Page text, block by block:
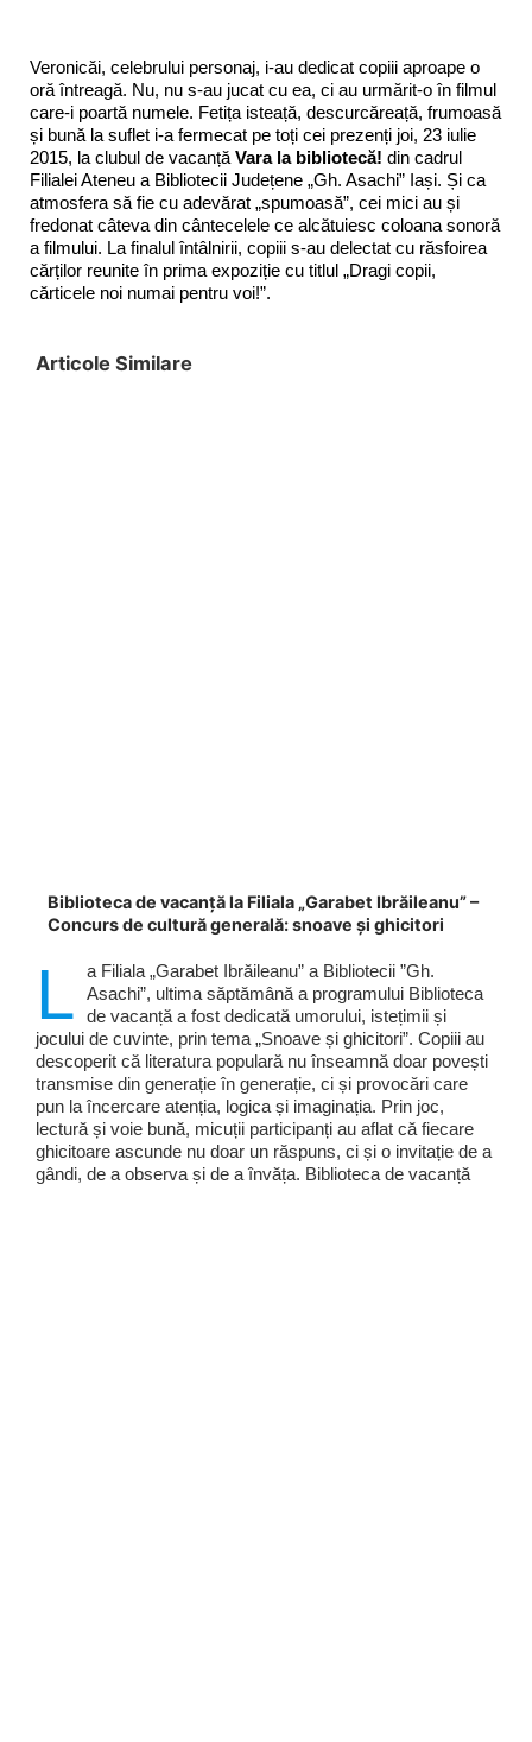
Veronicăi, celebrului personaj, i-au dedicat copiii aproape o
oră întreagă. Nu, nu s-au jucat cu ea, ci au urmărit-o în filmul
care-i poartă numele. Fetița isteață, descurcăreață, frumoasă
și bună la suflet i-a fermecat pe toți cei prezenți joi, 23 iulie
2015, la clubul de vacanță Vara la bibliotecă! din cadrul
Filialei Ateneu a Bibliotecii Județene „Gh. Asachi” Iași. Și ca
atmosfera să fie cu adevărat „spumoasă”, cei mici au și
fredonat câteva din cântecelele ce alcătuiesc coloana sonoră
a filmului. La finalul întâlnirii, copiii s-au delectat cu răsfoirea
cărților reunite în prima expoziție cu titlul „Dragi copii,
cărticele noi numai pentru voi!”.
Articole Similare
Biblioteca de vacanță la Filiala „Garabet Ibrăileanu” –
Concurs de cultură generală: snoave și ghicitori
L
a Filiala „Garabet Ibrăileanu” a Bibliotecii ”Gh.
Asachi”, ultima săptămână a programului Biblioteca
de vacanță a fost dedicată umorului, istețimii și
jocului de cuvinte, prin tema „Snoave și ghicitori”. Copiii au
descoperit că literatura populară nu înseamnă doar povești
transmise din generație în generație, ci și provocări care
pun la încercare atenția, logica și imaginația. Prin joc,
lectură și voie bună, micuții participanți au aflat că fiecare
ghicitoare ascunde nu doar un răspuns, ci și o invitație de a
gândi, de a observa și de a învăța. Biblioteca de vacanță